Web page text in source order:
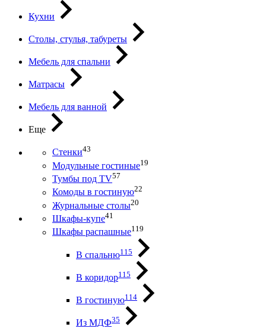
Кухни
Столы, стулья, табуреты
Мебель для спальни
Матрасы
Мебель для ванной
Еще
Стенки43
Модульные гостиные19
Тумбы под ТV57
Комоды в гостиную22
Журнальные столы20
Шкафы-купе41
Шкафы распашные119
В спальню115
В коридор115
В гостиную114
Из МДФ35